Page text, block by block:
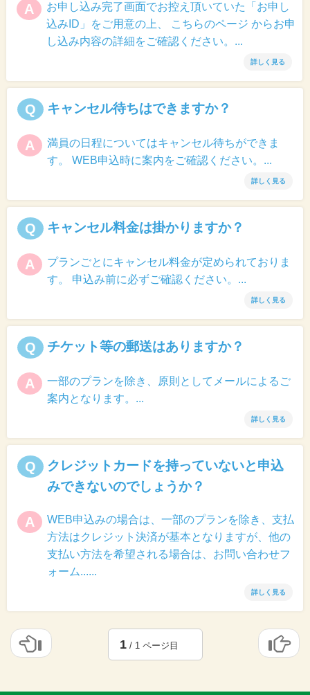
A
お申し込み完了画面でお控え頂いていた「お申し
込みID」をご用意の上、 こちらのページ からお申
し込み内容の詳細をご確認ください。...
詳しく見る
Q キャンセル待ちはできますか？
A
満員の日程についてはキャンセル待ちができま
す。 WEB申込時に案内をご確認ください。...
詳しく見る
Q キャンセル料金は掛かりますか？
A
プランごとにキャンセル料金が定められておりま
す。 申込み前に必ずご確認ください。...
詳しく見る
Q チケット等の郵送はありますか？
A
一部のプランを除き、原則としてメールによるご
案内となります。...
詳しく見る
Q
クレジットカードを持っていないと申込
みできないのでしょうか？
A
WEB申込みの場合は、一部のプランを除き、支払
方法はクレジット決済が基本となりますが、他の
支払い方法を希望される場合は、お問い合わせフ
ォーム......
詳しく見る
1/ 1 ページ目